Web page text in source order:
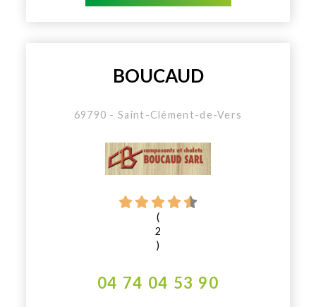
BOUCAUD
69790 - Saint-Clément-de-Vers
(
2
)
04 74 04 53 90